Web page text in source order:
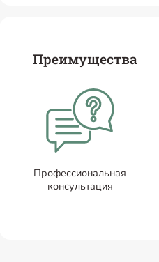
Преимущества
Профессиональная
консультация